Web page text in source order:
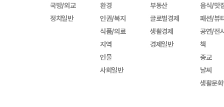
국방/외교
정치일반
환경
인권/복지
식품/의료
지역
인물
사회일반
부동산
글로벌경제
생활경제
경제일반
음식/맛
패션/뷰
공연/전
책
종교
날씨
생활문